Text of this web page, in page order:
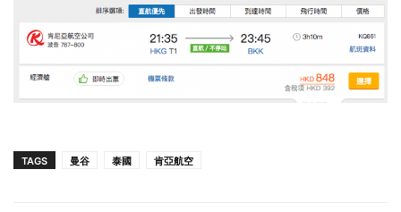
TAGS 曼谷 泰國 肯亞航空